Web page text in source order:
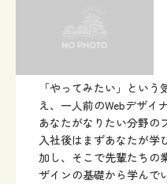
「やってみたい」とい
え、一人前のWebデザイ
あなたがなりたい分野の
入社後はまずあなたが学
加し、そこで先輩たちの
ザインの基礎から学んで